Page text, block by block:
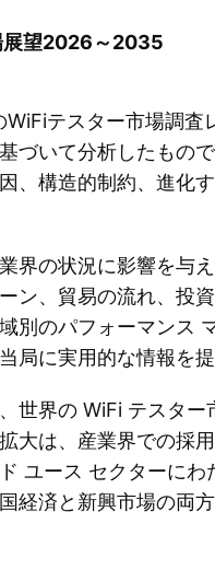
展望2026～2035
WiFiテスター市場調
づいて分析したもの
、構造的制約、進化
界の状況に影響を与
ン、貿易の流れ、投
別のパフォーマンス
局に実用的な情報を提
世界の WiFi テスタ
大は、産業界での採
ユース セクターに
経済と新興市場の両